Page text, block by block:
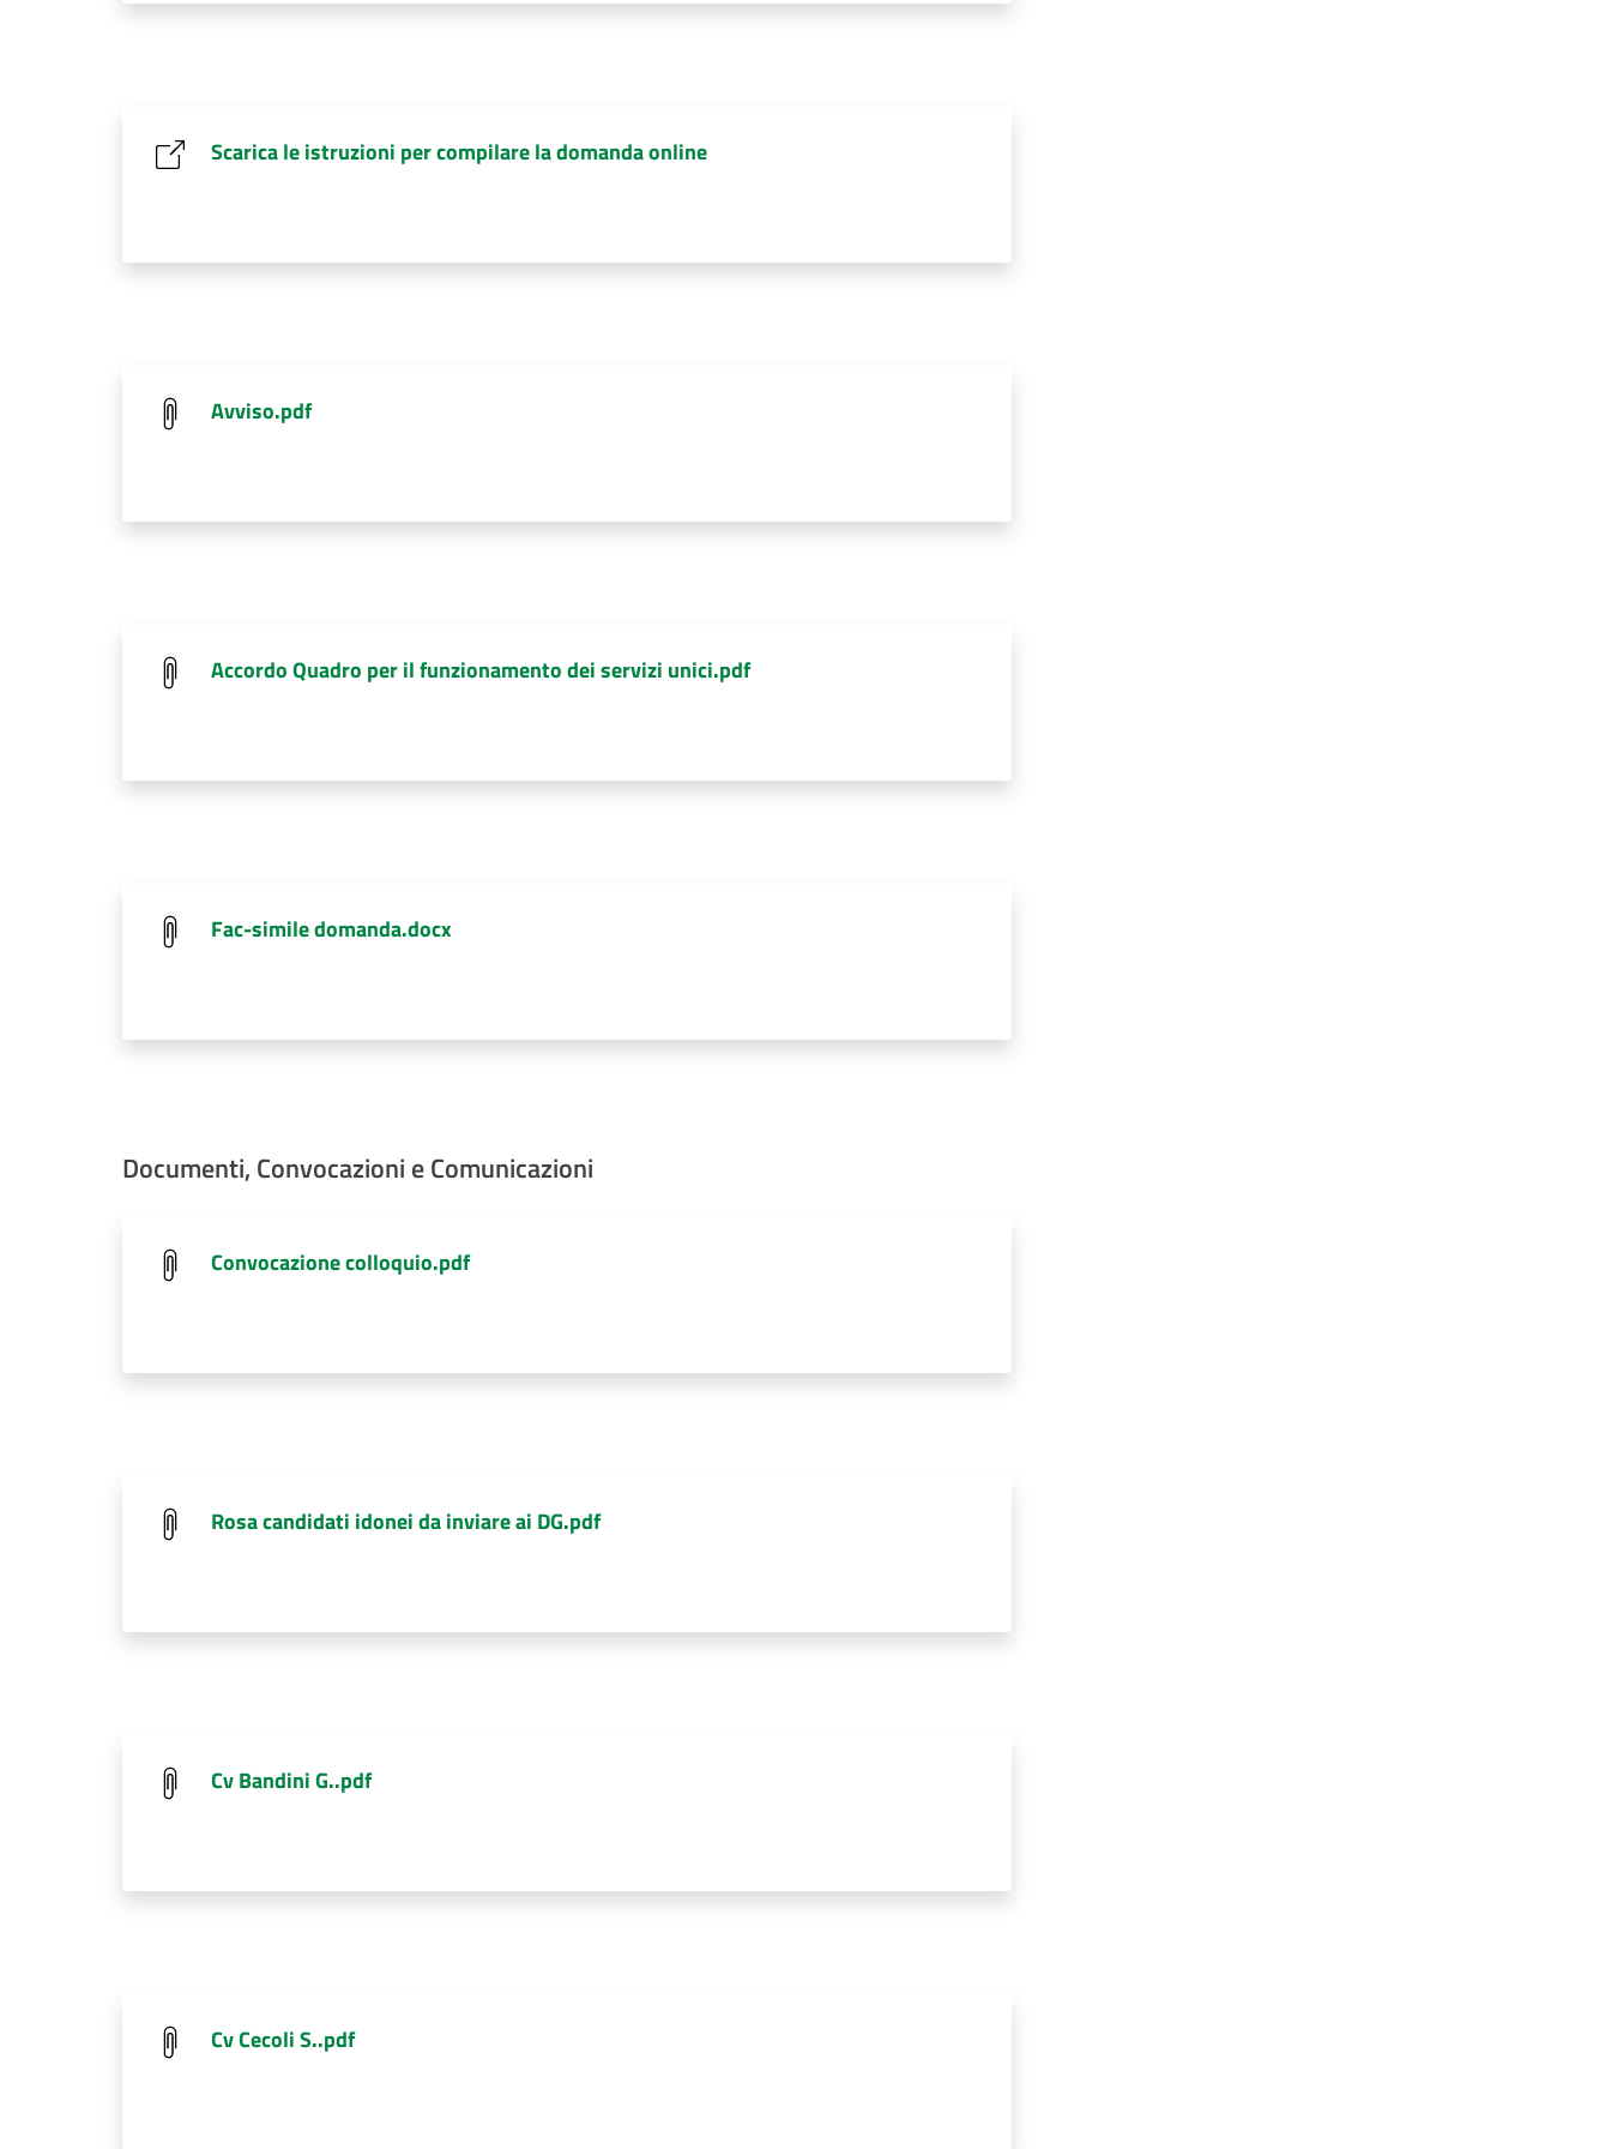
Scarica le istruzioni per compilare la domanda online
Avviso.pdf
Accordo Quadro per il funzionamento dei servizi unici.pdf
Fac-simile domanda.docx
Documenti, Convocazioni e Comunicazioni
Convocazione colloquio.pdf
Rosa candidati idonei da inviare ai DG.pdf
Cv Bandini G..pdf
Cv Cecoli S..pdf